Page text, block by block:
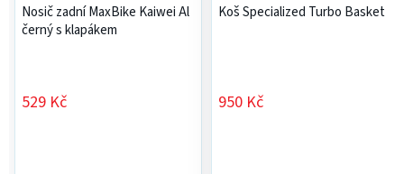
Nosič zadní MaxBike Kaiwei Al
černý s klapákem
529 Kč
Koš Specialized Turbo Basket
950 Kč